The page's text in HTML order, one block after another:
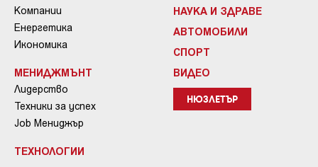
Компании
Енергетика
Икономика
МЕНИДЖМЪНТ
Лидерство
Техники за успех
Job Мениджър
ТЕХНОЛОГИИ
НАУКА И ЗДРАВЕ
АВТОМОБИЛИ
СПОРТ
ВИДЕО
НЮЗЛЕТЪР